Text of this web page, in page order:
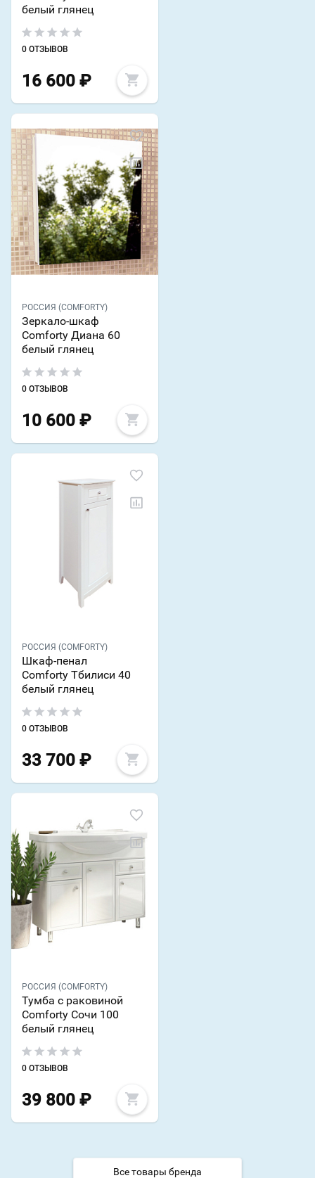
белый глянец
0 ОТЗЫВОВ
16 600 ₽
РОССИЯ (COMFORTY)
Зеркало-шкаф
Comforty Диана 60
белый глянец
0 ОТЗЫВОВ
10 600 ₽
РОССИЯ (COMFORTY)
Шкаф-пенал
Comforty Тбилиси 40
белый глянец
0 ОТЗЫВОВ
33 700 ₽
РОССИЯ (COMFORTY)
Тумба с раковиной
Comforty Сочи 100
белый глянец
0 ОТЗЫВОВ
39 800 ₽
Все товары бренда